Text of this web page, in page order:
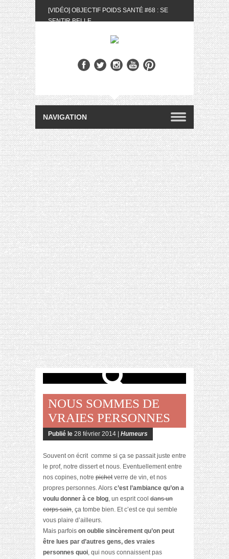
[VIDÉO] OBJECTIF POIDS SANTÉ #68 : SE
SENTIR BELLE
BIOTYFULL BOX DU MOIS DE MAI 2024 FEAT.
[VIDÉO] QUITOQUE #10 : MEAL PREP &
CONVIVIALITÉ
[VIDÉO] UNBOXING : LES MY LITTLE &
BIOTYFULL BOX DU MOIS D’AVRIL 2024
FEAT. AKILA
[VIDÉO] OBJECTIF POIDS SANTÉ #67 : L’AVIS
DES AUTRES, CE N’EST QUE LA VIE DES
AUTRES
[VIDÉO] UNBOXING : LES MY LITTLE &
BIOTYFULL BOX DES MOIS DE FÉVRIER ET
MARS 2024 FEAT. AKILA
[VIDÉO] LA SÉLECTION DU MOIS
#JANVIER2024
[VIDÉO] HELLOFRESH #34 : IDÉES
RECETTES RISOTTO
NOUS SOMMES DE
VRAIES PERSONNES
Publié le 28 février 2014 | Humeurs
Souvent on écrit comme si ça se passait juste entre
le prof, notre dissert et nous. Eventuellement entre
nos copines, notre pichetverre de vin, et nos
propres personnes. Alors c’est l’ambiance qu’on a
voulu donner à ce blog, un esprit cool dans un
corps sain, ça tombe bien. Et c’est ce qui semble
vous plaire d’ailleurs.
Mais parfois on oublie sincèrement qu’on peut
être lues par d’autres gens, des vraies
personnes quoi, qui nous connaissent pas